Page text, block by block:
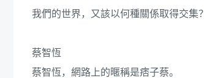
我們的世界，又該以何種關係取得交集？
蔡智恆
蔡智恆，網路上的暱稱是痞子蔡。